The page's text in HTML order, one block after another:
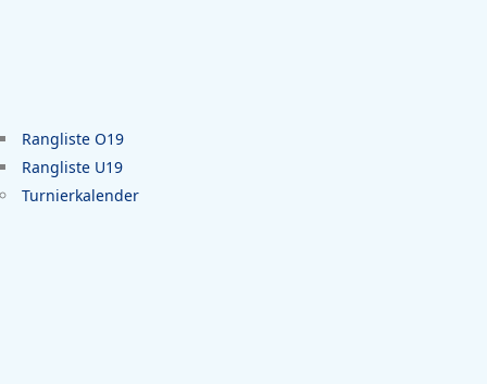
Rangliste O19
Rangliste U19
Turnierkalender